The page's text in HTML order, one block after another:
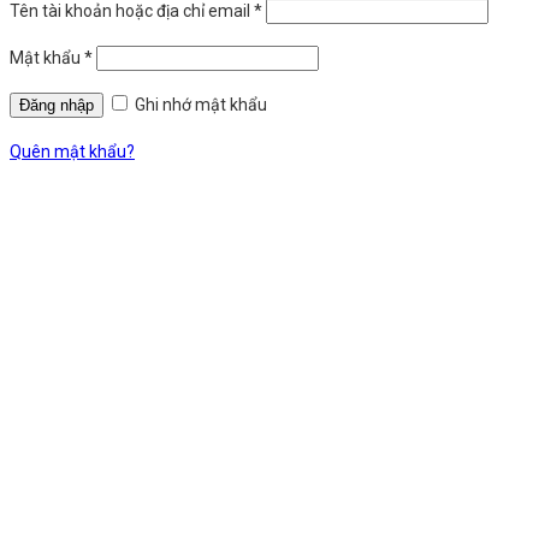
Tên tài khoản hoặc địa chỉ email *
Mật khẩu *
Ghi nhớ mật khẩu
Quên mật khẩu?